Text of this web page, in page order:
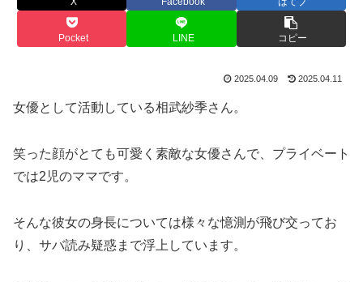
Pocket LINE コピー
2025.04.09 2025.04.11
女優として活動している相武紗季さん。
笑った顔がとても可愛く素敵な女優さんで、プライベート
では2児のママです。
そんな彼女の身長については様々な憶測が飛び交ってお
り、サバ読み疑惑まで浮上しています。